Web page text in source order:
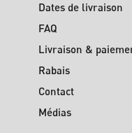
Dates de livraison
FAQ
Livraison &
Rabais
Contact
Médias